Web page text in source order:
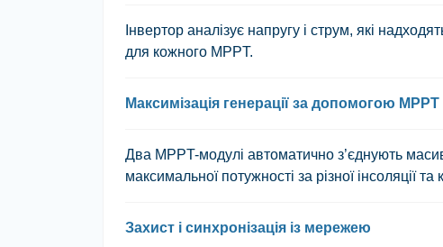
Інвертор аналізує напругу і струм, які
для кожного MPPT.
Максимізація генерації за допомогою MPPT
Два MPPT-модулі автоматично з’єднують
максимальної потужності за різної інсоляції та
Захист і синхронізація із мережею